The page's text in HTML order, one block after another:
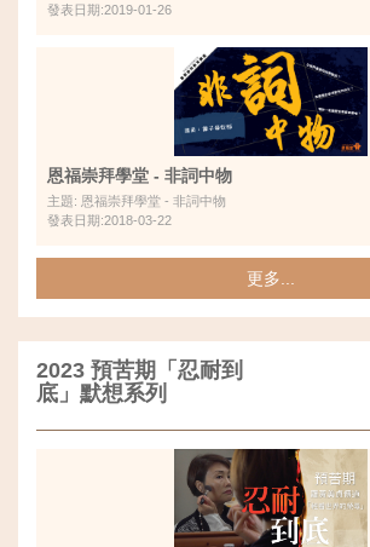
發表日期:2019-01-26
恩福崇拜學堂 - 非詞中物
主題: 恩福崇拜學堂 - 非詞中物
發表日期:2018-03-22
更多...
2023 預苦期「忍耐到
底」默想系列